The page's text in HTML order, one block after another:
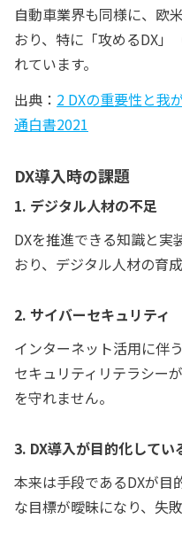
自動車業界も同様に、欧
おり、特に「攻めるDX」
れています。
出典： 2 DXの重要性と我
通白書2021
DX導入時の課題
1. デジタル人材の不足
DXを推進できる知識と実
おり、デジタル人材の育成
2. サイバーセキュリティ
インターネット活用に伴
セキュリティリテラシー
を守れません。
3. DX導入が目的化してい
本来は手段であるDXが目
な目標が曖昧になり、失